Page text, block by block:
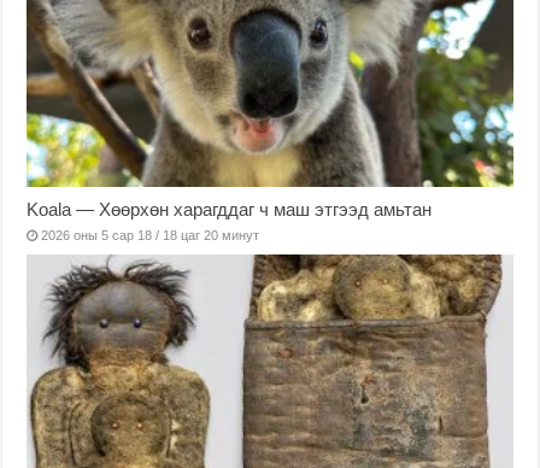
Koala — Хөөрхөн харагддаг ч маш этгээд амьтан
2026 оны 5 сар 18 / 18 цаг 20 минут